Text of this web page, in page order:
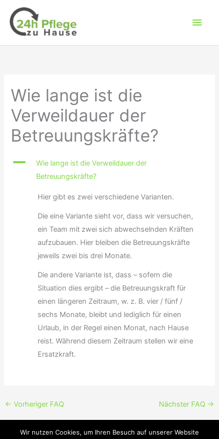
Inhalt
springen
Wie lange ist die
Verweildauer der
Betreuungskräfte?
A
Wie lange ist die Verweildauer der
Betreuungskräfte?
Hier gibt es zwei verschiedene Varianten.
Die eine Variante sieht vor, dass wir versuchen,
ein Team mit zwei sich abwechselnden Kräften
aufzubauen. Hier bleiben die Betreuungskräfte
jeweils zwei bis drei Monate.
Die andere Variante ist, dass – sofern die
Situation dies ergibt – die Betreuungskraft für
einen längeren Zeitraum, w. z. B. vier / fünf /
sechs Monate, bleibt und lediglich für einen
Urlaub, in der Regel einen Monat, nach Hause
reist. Während diesem Zeitraum stellen wir eine
Ersatzkraft.
← Vorheriger FAQ Nächster FAQ →
Wir nutzen Cookies, um Ihren Besuch auf unserer Website